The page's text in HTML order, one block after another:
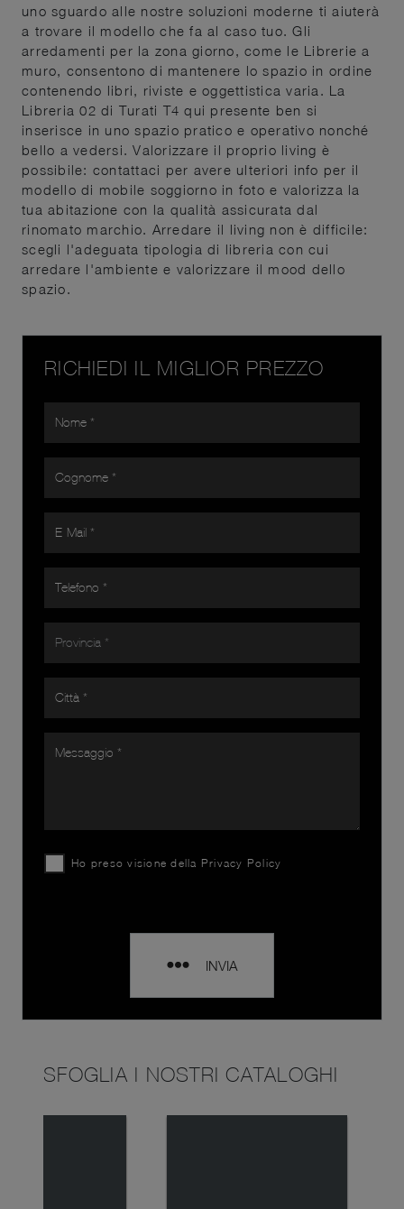
uno sguardo alle nostre soluzioni moderne ti aiuterà
a trovare il modello che fa al caso tuo. Gli
arredamenti per la zona giorno, come le Librerie a
muro, consentono di mantenere lo spazio in ordine
contenendo libri, riviste e oggettistica varia. La
Libreria 02 di Turati T4 qui presente ben si
inserisce in uno spazio pratico e operativo nonché
bello a vedersi. Valorizzare il proprio living è
possibile: contattaci per avere ulteriori info per il
modello di mobile soggiorno in foto e valorizza la
tua abitazione con la qualità assicurata dal
rinomato marchio. Arredare il living non è difficile:
scegli l'adeguata tipologia di libreria con cui
arredare l'ambiente e valorizzare il mood dello
spazio.
RICHIEDI IL MIGLIOR PREZZO
Ho preso visione della Privacy Policy
INVIA
SFOGLIA I NOSTRI CATALOGHI